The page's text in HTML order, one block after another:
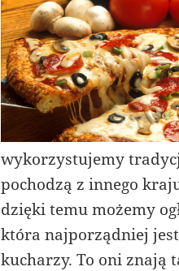
wykorzystujemy
pochodzą z innego
dzięki temu możemy
która najporządniej
kucharzy. To oni znają